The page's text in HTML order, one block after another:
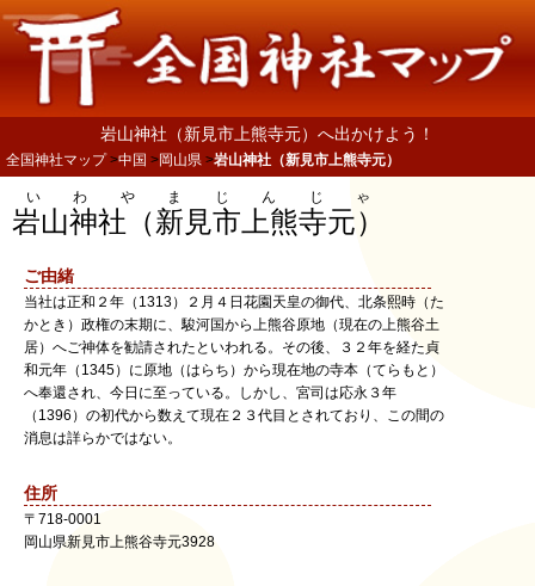
岩山神社（新見市上熊寺元）へ出かけよう！
全国神社マップ 中国 岡山県 岩山神社（新見市上熊寺元）
岩山神社（新見市上熊寺元）
いわやまじんじゃ
ご由緒
当社は正和２年（1313）２月４日花園天皇の御代、北条熙時（た
かとき）政権の末期に、駿河国から上熊谷原地（現在の上熊谷土
居）へご神体を勧請されたといわれる。その後、３２年を経た貞
和元年（1345）に原地（はらち）から現在地の寺本（てらもと）
へ奉還され、今日に至っている。しかし、宮司は応永３年
（1396）の初代から数えて現在２３代目とされており、この間の
消息は詳らかではない。
住所
〒 718-0001
岡山県新見市上熊谷寺元3928